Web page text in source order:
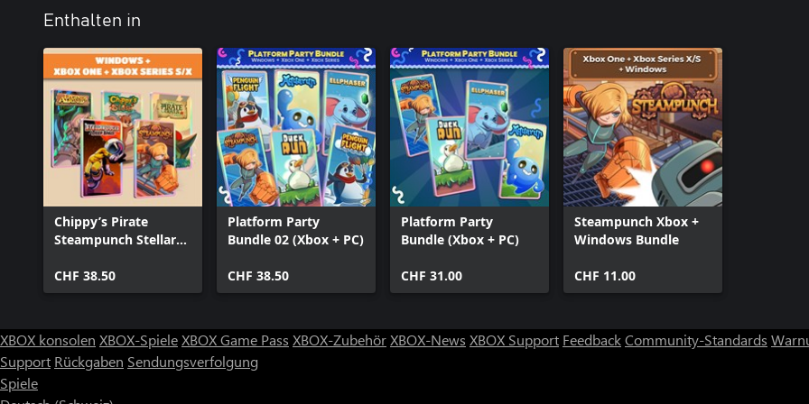
Enthalten in
Chippy’s Pirate
Steampunch Stellar
CHF 38.50
Platform Party
Bundle 02 (Xbox + PC)
CHF 38.50
Platform Party
Bundle (Xbox + PC)
CHF 31.00
Steampunch Xbox +
Windows Bundle
CHF 11.00
XBOX konsolen XBOX-SpieleXBOX Game Pass XBOX-ZubehörXBOX-News XBOX Support FeedbackCommunity-Standards
Support Rückgaben Sendungsverfolgung
Spiele